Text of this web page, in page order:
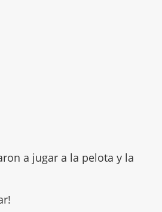
a jugar a la pelota y la